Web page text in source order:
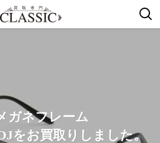
ガネフレーム
をお買取りしました。